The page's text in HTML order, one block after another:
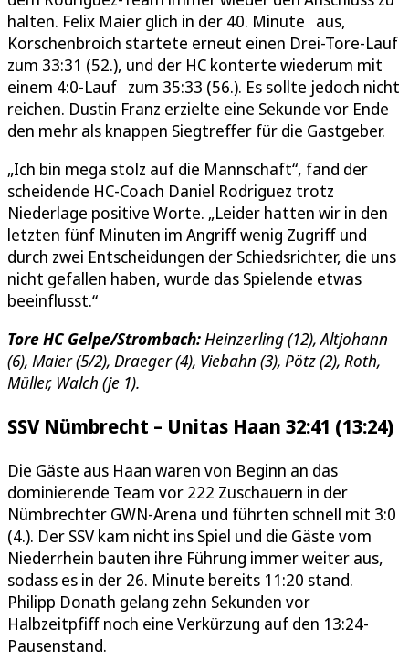
halten. Felix Maier glich in der 40. Minute aus,
Korschenbroich startete erneut einen Drei-Tore-Lauf
zum 33:31 (52.), und der HC konterte wiederum mit
einem 4:0-Lauf zum 35:33 (56.). Es sollte jedoch nicht
reichen. Dustin Franz erzielte eine Sekunde vor Ende
den mehr als knappen Siegtreffer für die Gastgeber.
„Ich bin mega stolz auf die Mannschaft“, fand der
scheidende HC-Coach Daniel Rodriguez trotz
Niederlage positive Worte. „Leider hatten wir in den
letzten fünf Minuten im Angriff wenig Zugriff und
durch zwei Entscheidungen der Schiedsrichter, die uns
nicht gefallen haben, wurde das Spielende etwas
beeinflusst.“
Tore HC Gelpe/Strombach:Heinzerling (12), Altjohann
(6), Maier (5/2), Draeger (4), Viebahn (3), Pötz (2), Roth,
Müller, Walch (je 1).
SSV Nümbrecht – Unitas Haan 32:41 (13:24)
Die Gäste aus Haan waren von Beginn an das
dominierende Team vor 222 Zuschauern in der
Nümbrechter GWN-Arena und führten schnell mit 3:0
(4.). Der SSV kam nicht ins Spiel und die Gäste vom
Niederrhein bauten ihre Führung immer weiter aus,
sodass es in der 26. Minute bereits 11:20 stand.
Philipp Donath gelang zehn Sekunden vor
Halbzeitpfiff noch eine Verkürzung auf den 13:24-
Pausenstand.